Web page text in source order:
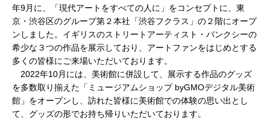
年9月に、「現代アートをすべての人に」をコンセプトに、東
京・渋谷区のグループ第２本社「渋谷フクラス」の２階にオープ
ンしました。イギリスのストリートアーティスト・バンクシーの
希少な３つの作品を展示しており、アートファンをはじめとする
多くの皆様にご来場いただいております。
2022年10月には、美術館に併設して、展示する作品のグッズ
を多数取り揃えた「ミュージアムショップ byGMOデジタル美術
館」をオープンし、訪れた皆様に美術館での体験の思い出とし
て、グッズの形でお持ち帰りいただいております。